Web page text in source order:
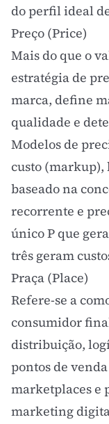
doperfil ideal
Preço (Price)
Mais do que o
estratégia de
marca, define
qualidade e
Modelos de
custo (markup),
baseado na
recorrente e
único P que
três geram
Praça (Place)
Refere-se a
consumidor
distribuição,
pontos de
marketplaces e
marketing